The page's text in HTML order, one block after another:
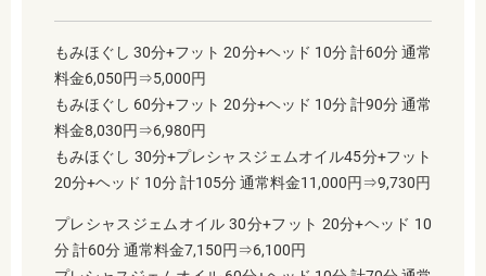
もみほぐし 30分+フット 20分+ヘッド 10分 計60分 通常
料金6,050円⇒5,000円
もみほぐし 60分+フット 20分+ヘッド 10分 計90分 通常
料金8,030円⇒6,980円
もみほぐし 30分+プレシャスジェムオイル45分+フット
20分+ヘッド 10分 計105分 通常料金11,000円⇒9,730円
プレシャスジェムオイル 30分+フット 20分+ヘッド 10
分 計60分 通常料金7,150円⇒6,100円